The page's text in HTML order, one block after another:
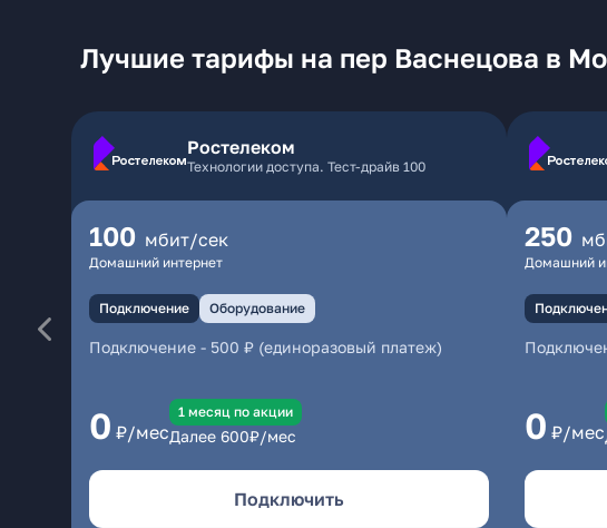
Лучшие тарифы на пер Васнецова в
Ростелеком
Технологии доступа. Тест-драйв 100
100 мбит/сек
Домашний интернет
Подключение Оборудование
Подключение - 500 ₽ (единоразовый платеж)
0 ₽/мес
1 месяц по акции
Далее 600₽/мес
Подключить
250
Домашний
0 ₽/мес